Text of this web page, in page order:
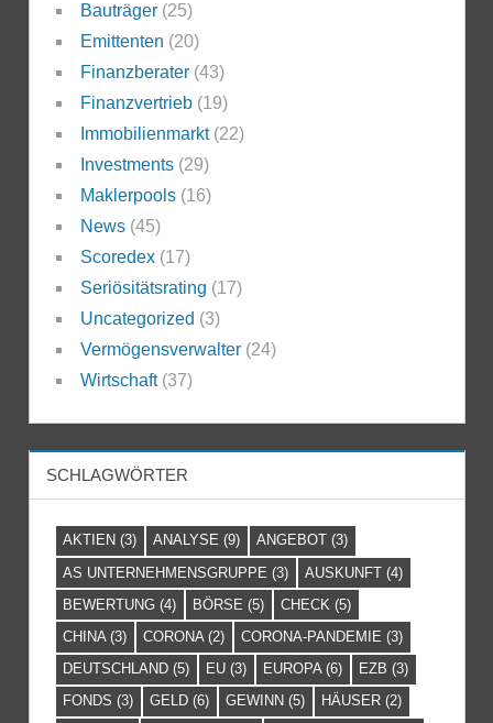
Bauträger(25)
Emittenten (20)
Finanzberater(43)
Finanzvertrieb(19)
Immobilienmarkt(22)
Investments(29)
Maklerpools(16)
News(45)
Scoredex(17)
Seriösitätsrating (17)
Uncategorized (3)
Vermögensverwalter(24)
Wirtschaft(37)
SCHLAGWÖRTER
AKTIEN (3) ANALYSE (9) ANGEBOT (3)
AS UNTERNEHMENSGRUPPE (3) AUSKUNFT (4)
BEWERTUNG (4) BÖRSE (5) CHECK (5)
CHINA (3) CORONA (2) CORONA-PANDEMIE (3)
DEUTSCHLAND (5) EU (3) EUROPA(6) EZB (3)
FONDS (3) GELD (6) GEWINN (5) HÄUSER (2)